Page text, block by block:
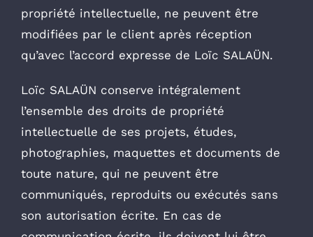
propriété intellectuelle, ne peuvent être
modifiées par le client après réception
qu’avec l’accord expresse de Loïc SALAÜN.
Loïc SALAÜN conserve intégralement
l’ensemble des droits de propriété
intellectuelle de ses projets, études,
photographies, maquettes et documents de
toute nature, qui ne peuvent être
communiqués, reproduits ou exécutés sans
son autorisation écrite. En cas de